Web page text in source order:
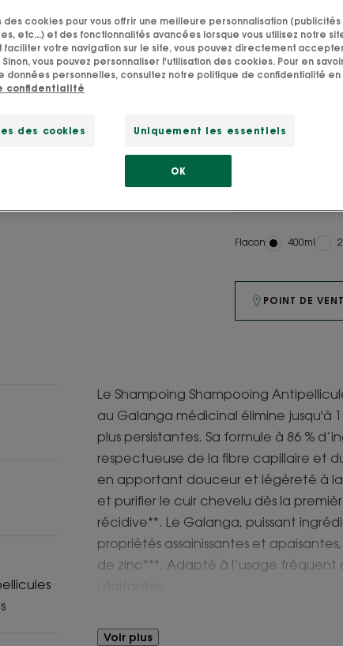
Rééquilibrant
100 %* des
persistantes.
À base de
pyrithione de
libres dès la 1ère
Nettoyant,
Flacon Flacon
400ml
POINT DE
Le Shampoing Shampooing
au Galanga médicinal élimine jusqu'à
plus persistantes. Sa formule à 86 %
respectueuse de la fibre capillaire et
en apportant douceur et légèreté à
et purifier le cuir chevelu dès la
récidive**. Le Galanga, puissant
propriétés assainissantes et
de zinc***. Adapté à l’usage fréquent
Bénéfices
Voir plus
des cookies pour vous offrir une meilleure personnalisation (publicités
etc...) et des fonctionnalités avancées lorsque vous utilisez notre
faciliter votre navigation sur le site, vous pouvez directement
vous pouvez personnaliser l'utilisation des cookies. Pour en
données personnelles, consultez notre politique de confidentialité en
confidentialité
des cookies Uniquement les essentiels
OK